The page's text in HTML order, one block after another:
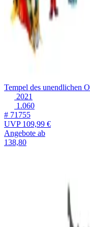
Tempel des unendlichen
2021
1.060
# 71755
UVP109,99 €
Angebote ab
138,80